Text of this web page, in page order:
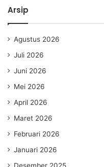
Arsip
Agustus 2026
Juli 2026
Juni 2026
Mei 2026
April 2026
Maret 2026
Februari 2026
Januari 2026
Desember 2025